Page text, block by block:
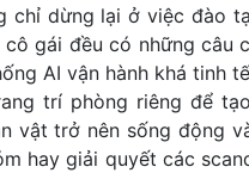
chỉ dừng lại ở việc đào
gái đều có những câu
AI vận hành khá tinh
trí phòng riêng để
vật trở nên sống động
hay giải quyết các